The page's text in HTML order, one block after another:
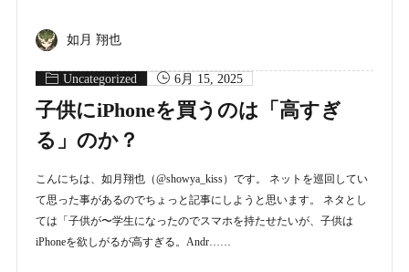
如月 翔也
Uncategorized 6月 15, 2025
子供にiPhoneを買うのは「高すぎ
る」のか？
こんにちは、如月翔也（@showya_kiss）です。 ネットを巡回してい
て思った事があるのでちょっと記事にしようと思います。 ネタとし
ては「子供が〜学生になったのでスマホを持たせたいが、子供は
iPhoneを欲しがるが高すぎる。Andr……